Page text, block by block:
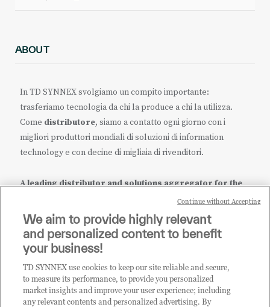
ABOUT
In TD SYNNEX svolgiamo un compito importante:
trasferiamo tecnologia da chi la produce a chi la utilizza.
Come distributore, siamo a contatto ogni giorno con i
migliori produttori mondiali di soluzioni di information
technology e con decine di migliaia di rivenditori.
A leading distributor and solutions aggregator for the
it.tdsynnex.com|eu.tdsynnex.com|tdsynnex.com
CATEGORIE
We aim to provide highly relevant
and personalized content to benefit
your business!
TD SYNNEX use cookies to keep our site reliable and secure,
to measure its performance, to provide you personalized
market insights and improve your user experience; including
any relevant contents and personalized advertising. By
Continue without Accepting